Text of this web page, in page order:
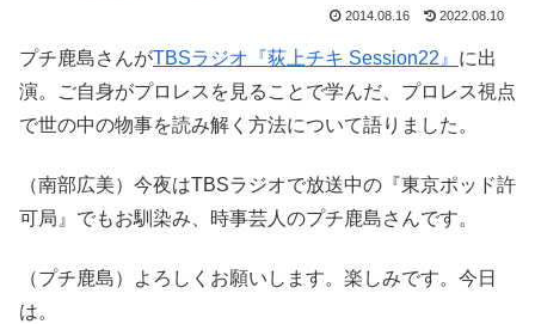
2014.08.16 2022.08.10
プチ鹿島さんがTBSラジオ『荻上チキ Session22』 に出
演。ご自身がプロレスを見ることで学んだ、プロレス視点
で世の中の物事を読み解く方法について語りました。
（南部広美）今夜はTBSラジオで放送中の『東京ポッド許
可局』でもお馴染み、時事芸人のプチ鹿島さんです。
（プチ鹿島）よろしくお願いします。楽しみです。今日
は。